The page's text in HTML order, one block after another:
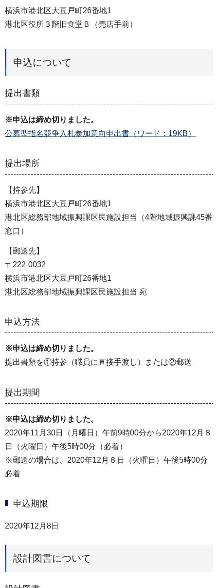
横浜市港北区大豆戸町26番地1
港北区役所３階旧食堂Ｂ（売店手前）
申込について
提出書類
※申込は締め切りました。
公募型指名競争入札参加意向申出書（ワード：19KB）
提出場所
【持参先】
横浜市港北区大豆戸町26番地1
港北区総務部地域振興課区民施設担当（4階地域振興課45番
窓口）
【郵送先】
〒222-0032
横浜市港北区大豆戸町26番地1
港北区総務部地域振興課区民施設担当 宛
申込方法
※申込は締め切りました。
提出書類を①持参（職員に直接手渡し）または②郵送
提出期間
※申込は締め切りました。
2020年11月30日（月曜日）午前9時00分から2020年12月８
日（火曜日）午後5時00分（必着）
※郵送の場合は、2020年12月８日（火曜日）午後5時00分
必着
申込期限
2020年12月8日
設計図書について